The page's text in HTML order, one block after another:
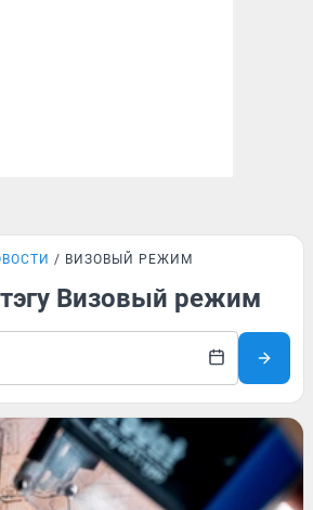
ВИЗОВЫЙ РЕЖИМ
Визовый режим